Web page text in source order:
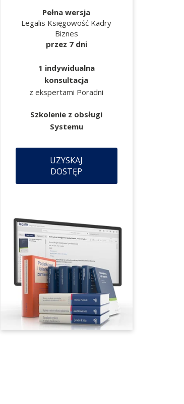
Pełna wersja
Legalis Księgowość Kadry
Biznes
przez 7 dni
1 indywidualna
konsultacja
z ekspertami Poradni
Szkolenie z obsługi
Systemu
UZYSKAJ
DOSTĘP